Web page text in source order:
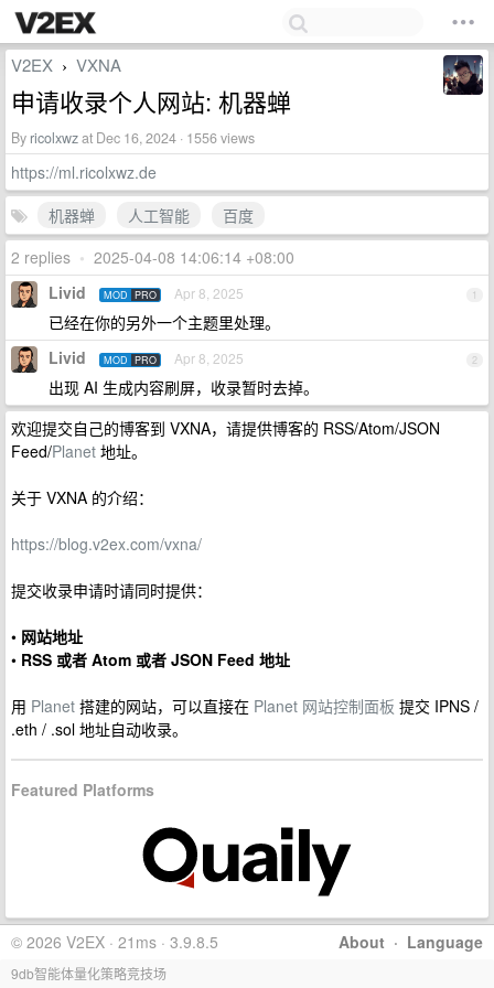
V2EX › VXNA
申请收录个人网站: 机器蝉
By ricolxwzat Dec 16, 2024 · 1556 views
https://ml.ricolxwz.de
机器蝉
人工智能
百度
2 replies • 2025-04-08 14:06:14 +08:00
1
Livid MOD PRO Apr 8, 2025
已经在你的另外一个主题里处理。
2
Livid MOD PRO Apr 8, 2025
出现 AI 生成内容刷屏，收录暂时去掉。
欢迎提交自己的博客到 VXNA，请提供博客的 RSS/Atom/JSON
Feed/Planet 地址。
关于 VXNA 的介绍：
https://blog.v2ex.com/vxna/
提交收录申请时请同时提供：
• 网站地址
• RSS 或者 Atom 或者 JSON Feed 地址
用 Planet 搭建的网站，可以直接在 Planet 网站控制面板 提交 IPNS /
.eth / .sol 地址自动收录。
Featured Platforms
About · Language
© 2026 V2EX · 21ms · 3.9.8.5
9db智能体量化策略竞技场